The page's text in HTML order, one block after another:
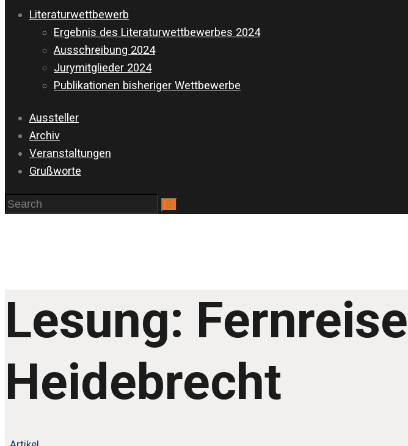
Literaturwettbewerb
Ergebnis des Literaturwettbewerbes 2024
Ausschreibung 2024
Jurymitglieder 2024
Publikationen bisheriger Wettbewerbe
Aussteller
Archiv
Veranstaltungen
Grußworte
Lesung:
Heidebrecht